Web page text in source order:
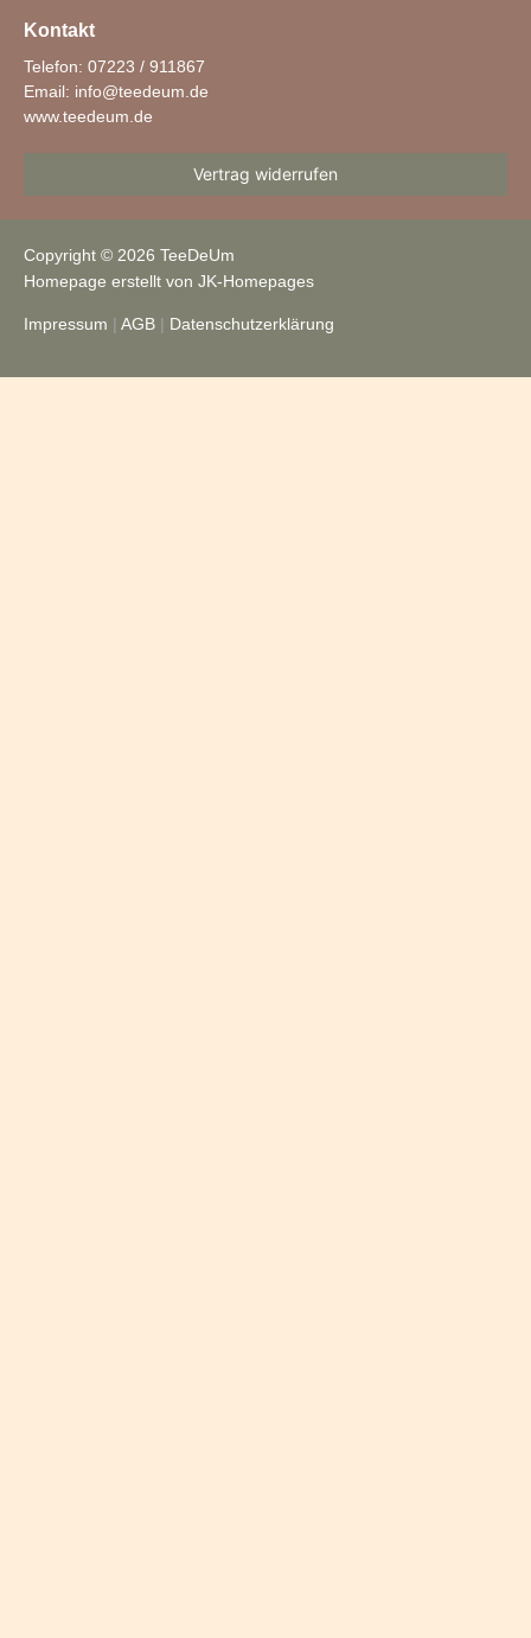
Kontakt
Telefon: 07223 / 911867
Email: info@teedeum.de
www.teedeum.de
Vertrag widerrufen
Copyright © 2026 TeeDeUm
Homepage erstellt von JK-Homepages
Impressum | AGB | Datenschutzerklärung